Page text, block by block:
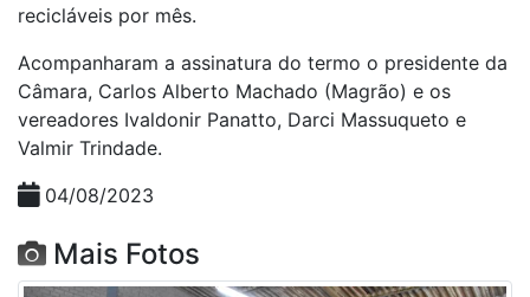
recicláveis por mês.
Acompanharam a assinatura do termo o presidente da
Câmara, Carlos Alberto Machado (Magrão) e os
vereadores Ivaldonir Panatto, Darci Massuqueto e
Valmir Trindade.
04/08/2023
Mais Fotos